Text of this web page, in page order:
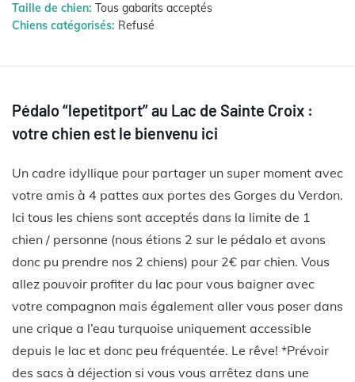
Taille de chien: Tous gabarits acceptés
Chiens catégorisés: Refusé
Pédalo “lepetitport” au Lac de Sainte Croix :
votre chien est le bienvenu ici
Un cadre idyllique pour partager un super moment avec
votre amis à 4 pattes aux portes des Gorges du Verdon.
Ici tous les chiens sont acceptés dans la limite de 1
chien / personne (nous étions 2 sur le pédalo et avons
donc pu prendre nos 2 chiens) pour 2€ par chien. Vous
allez pouvoir profiter du lac pour vous baigner avec
votre compagnon mais également aller vous poser dans
une crique a l’eau turquoise uniquement accessible
depuis le lac et donc peu fréquentée. Le rêve! *Prévoir
des sacs à déjection si vous vous arrêtez dans une